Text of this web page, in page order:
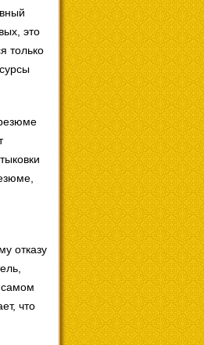
это
только
отказу
самом
что